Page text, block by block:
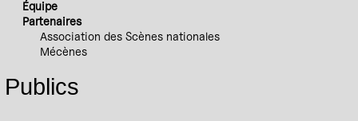
Équipe
Partenaires
Association des Scènes nationales
Mécènes
Publics